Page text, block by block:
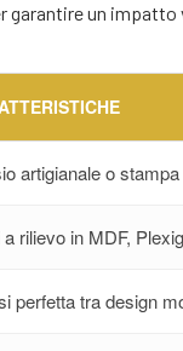
garantire un
artigianale o
a rilievo in MDF,
perfetta tra design